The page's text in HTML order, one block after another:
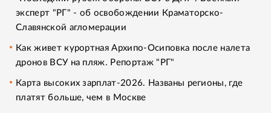
эксперт "РГ" - об освобождении Краматорско-
Славянской агломерации
Как живет курортная Архипо-Осиповка после налета
дронов ВСУ на пляж. Репортаж "РГ"
Карта высоких зарплат-2026. Названы регионы, где
платят больше, чем в Москве